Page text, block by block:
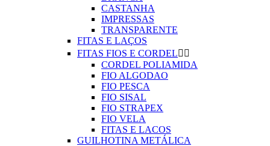
CASTANHA
IMPRESSAS
TRANSPARENTE
FITAS E LAÇOS
FITAS FIOS E CORDEL 
CORDEL POLIAMIDA
FIO ALGODAO
FIO PESCA
FIO SISAL
FIO STRAPEX
FIO VELA
FITAS E LACOS
GUILHOTINA METÁLICA